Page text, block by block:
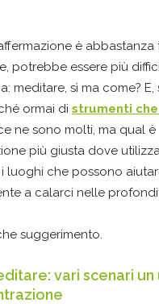
è abbastanza
potrebbe essere più
meditare, sì ma come?
ormai di strumenti
ne sono molti, ma qual è
più giusta dove
luoghi che possono
a calarci nelle
suggerimento.
vari scenari un